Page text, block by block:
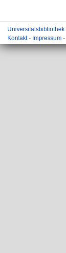
Universitätsbibliothek
Kontakt- Impressum -